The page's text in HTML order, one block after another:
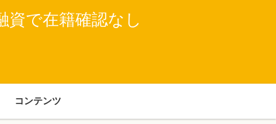
資で在籍確認なし
コンテンツ